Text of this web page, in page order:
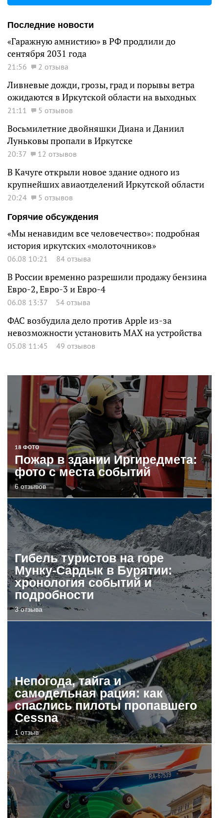
Последние новости
«Гаражную амнистию» в РФ продлили до
сентября 2031 года
21:56 2 отзыва
Ливневые дожди, грозы, град и порывы ветра
ожидаются в Иркутской области на выходных
21:11 5 отзывов
Восьмилетние двойняшки Диана и Даниил
Луньковы пропали в Иркутске
20:37 12 отзывов
В Качуге открыли новое здание одного из
крупнейших авиаотделений Иркутской области
20:24
5 отзывов
Горячие обсуждения
«Мы ненавидим все человечество»: подробная
история иркутских «молоточников»
06.08 10:21 84 отзыва
В России временно разрешили продажу бензина
Евро-2, Евро-3 и Евро-4
06.08 13:37 54 отзыва
ФАС возбудила дело против Apple из-за
невозможности установить MAX на устройства
05.08 11:45 49 отзывов
18 ФОТО
Пожар в здании Иргиредмета:
фото с места событий
6 отзывов
Гибель туристов на горе
Мунку-Сардык в Бурятии:
хронология событий и
подробности
3 отзыва
Непогода, тайга и
самодельная рация: как
спаслись пилоты пропавшего
Cessna
1 отзыв